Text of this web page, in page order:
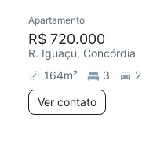
Redecorar
Apartamento
R$ 720.000
R. Iguaçu, Concórdia
164m² 3
2
Ver contato